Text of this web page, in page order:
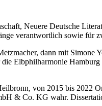
Neuere Deutsche
verantwortlich sowie für
dann mit Simone
Elbphilharmonie
von 2015 bis 2022
& Co. KG wahr.